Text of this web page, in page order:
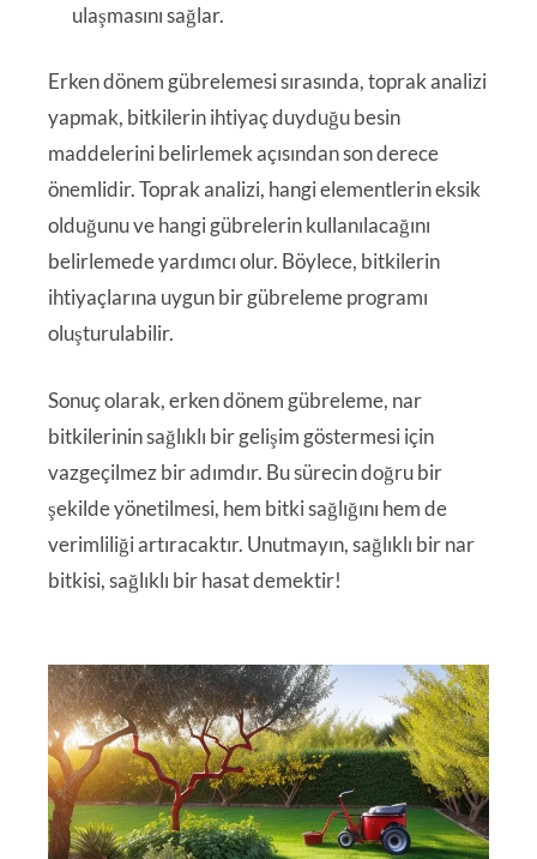
ulaşmasını sağlar.
Erken dönem gübrelemesi sırasında, toprak analizi
yapmak, bitkilerin ihtiyaç duyduğu besin
maddelerini belirlemek açısından son derece
önemlidir. Toprak analizi, hangi elementlerin eksik
olduğunu ve hangi gübrelerin kullanılacağını
belirlemede yardımcı olur. Böylece, bitkilerin
ihtiyaçlarına uygun bir gübreleme programı
oluşturulabilir.
Sonuç olarak, erken dönem gübreleme, nar
bitkilerinin sağlıklı bir gelişim göstermesi için
vazgeçilmez bir adımdır. Bu sürecin doğru bir
şekilde yönetilmesi, hem bitki sağlığını hem de
verimliliği artıracaktır. Unutmayın, sağlıklı bir nar
bitkisi, sağlıklı bir hasat demektir!